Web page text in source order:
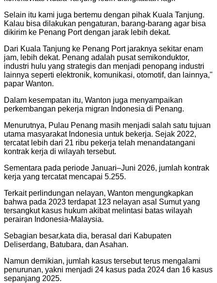
Selain itu kami juga bertemu dengan pihak Kuala Tanjung.
Kalau bisa dilakukan pengaturan, barang-barang agar bisa
dikirim ke Penang Port dengan jarak lebih dekat.
Dari Kuala Tanjung ke Penang Port jaraknya sekitar enam
jam, lebih dekat. Penang adalah pusat semikonduktor,
industri hulu yang strategis dan menjadi penopang industri
lainnya seperti elektronik, komunikasi, otomotif, dan lainnya,"
papar Wanton.
Dalam kesempatan itu, Wanton juga menyampaikan
perkembangan pekerja migran Indonesia di Penang.
Menurutnya, Pulau Penang masih menjadi salah satu tujuan
utama masyarakat Indonesia untuk bekerja. Sejak 2022,
tercatat lebih dari 21 ribu pekerja telah menandatangani
kontrak kerja di wilayah tersebut.
Sementara pada periode Januari–Juni 2026, jumlah kontrak
kerja yang tercatat mencapai 5.255.
Terkait perlindungan nelayan, Wanton mengungkapkan
bahwa pada 2023 terdapat 123 nelayan asal Sumut yang
tersangkut kasus hukum akibat melintasi batas wilayah
perairan Indonesia-Malaysia.
Sebagian besar,kata dia, berasal dari Kabupaten
Deliserdang, Batubara, dan Asahan.
Namun demikian, jumlah kasus tersebut terus mengalami
penurunan, yakni menjadi 24 kasus pada 2024 dan 16 kasus
sepanjang 2025.